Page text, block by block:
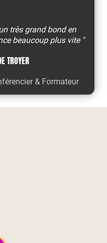
très grand bond en
beaucoup plus vite "
TROYER
& Formateur